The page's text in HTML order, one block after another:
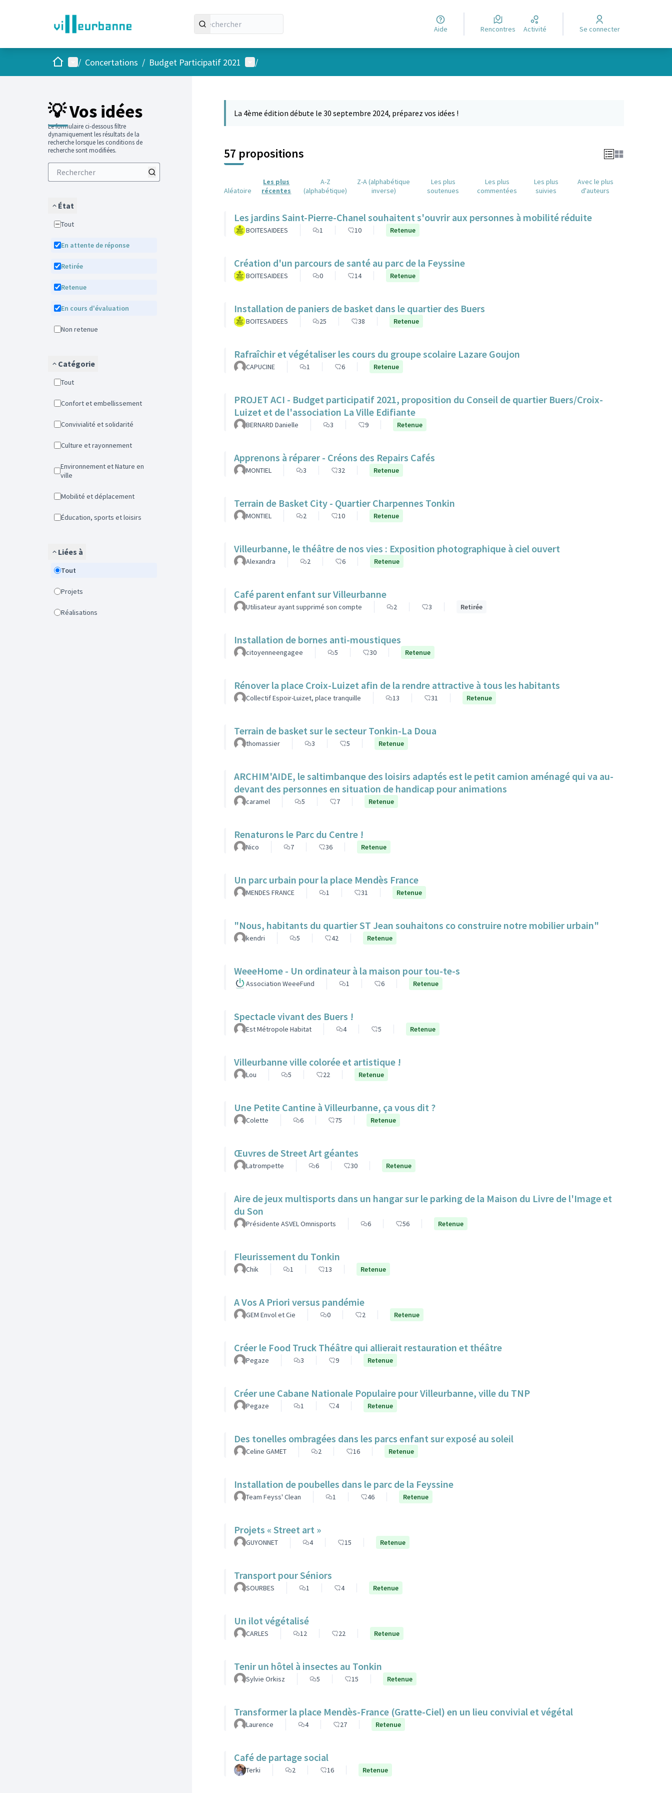
Aide Rencontres Activité Se connecter
AccueilMenu principal
/ Concertations / Budget Participatif 2021 Menu utilisateur
/
💡 Vos idées
Le formulaire ci-dessous filtre
dynamiquement les résultats de la
recherche lorsque les conditions de
recherche sont modifiées.
État
Tout
En attente de réponse
Retirée
Retenue
En cours d'évaluation
Non retenue
Catégorie
Tout
Confort et embellissement
Convivialité et solidarité
Culture et rayonnement
Environnement et Nature en
ville
Mobilité et déplacement
Éducation, sports et loisirs
Liées à
Tout
Projets
Réalisations
La 4ème édition débute le 30 septembre 2024, préparez vos idées !
57 propositions
Aléatoire
Les plus
récentes
A-Z
(alphabétique)
Z-A (alphabétique
inverse)
Les plus
soutenues
Les plus
commentées
Les plus
suivies
Avec le plus
d'auteurs
Les jardins Saint-Pierre-Chanel souhaitent s'ouvrir aux personnes à mobilité réduite
BOITESAIDEES 1 10 Retenue
Création d'un parcours de santé au parc de la Feyssine
BOITESAIDEES 0 14 Retenue
Installation de paniers de basket dans le quartier des Buers
BOITESAIDEES 25 38 Retenue
Rafraîchir et végétaliser les cours du groupe scolaire Lazare Goujon
CAPUCINE 1 6 Retenue
PROJET ACI - Budget participatif 2021, proposition du Conseil de quartier Buers/Croix-
Luizet et de l'association La Ville Edifiante
BERNARD Danielle 3 9 Retenue
Apprenons à réparer - Créons des Repairs Cafés
MONTIEL 3 32 Retenue
Terrain de Basket City - Quartier Charpennes Tonkin
MONTIEL 2 10 Retenue
Villeurbanne, le théâtre de nos vies : Exposition photographique à ciel ouvert
Alexandra 2 6 Retenue
Café parent enfant sur Villeurbanne
Utilisateur ayant supprimé son compte 2 3 Retirée
Installation de bornes anti-moustiques
citoyenneengagee 5 30 Retenue
Rénover la place Croix-Luizet afin de la rendre attractive à tous les habitants
Collectif Espoir-Luizet, place tranquille 13 31 Retenue
Terrain de basket sur le secteur Tonkin-La Doua
thomassier 3 5 Retenue
ARCHIM'AIDE, le saltimbanque des loisirs adaptés est le petit camion aménagé qui va au-
devant des personnes en situation de handicap pour animations
caramel 5 7 Retenue
Renaturons le Parc du Centre !
Nico 7 36 Retenue
Un parc urbain pour la place Mendès France
MENDES FRANCE 1 31 Retenue
"Nous, habitants du quartier ST Jean souhaitons co construire notre mobilier urbain"
kendri 5 42 Retenue
WeeeHome - Un ordinateur à la maison pour tou-te-s
Association WeeeFund 1 6 Retenue
Spectacle vivant des Buers !
Est Métropole Habitat 4 5 Retenue
Villeurbanne ville colorée et artistique !
Lou 5 22 Retenue
Une Petite Cantine à Villeurbanne, ça vous dit ?
Colette 6 75 Retenue
Œuvres de Street Art géantes
Latrompette 6 30 Retenue
Aire de jeux multisports dans un hangar sur le parking de la Maison du Livre de l'Image et
du Son
Présidente ASVEL Omnisports 6 56 Retenue
Fleurissement du Tonkin
Chik 1 13 Retenue
A Vos A Priori versus pandémie
GEM Envol et Cie 0 2 Retenue
Créer le Food Truck Théâtre qui allierait restauration et théâtre
Pegaze 3 9 Retenue
Créer une Cabane Nationale Populaire pour Villeurbanne, ville du TNP
Pegaze 1 4 Retenue
Des tonelles ombragées dans les parcs enfant sur exposé au soleil
Celine GAMET 2 16 Retenue
Installation de poubelles dans le parc de la Feyssine
Team Feyss' Clean 1 46 Retenue
Projets « Street art »
GUYONNET 4 15 Retenue
Transport pour Séniors
SOURBES 1 4 Retenue
Un ilot végétalisé
CARLES 12 22 Retenue
Tenir un hôtel à insectes au Tonkin
Sylvie Orkisz 5 15 Retenue
Transformer la place Mendès-France (Gratte-Ciel) en un lieu convivial et végétal
Laurence 4 27 Retenue
Café de partage social
Terki 2 16 Retenue